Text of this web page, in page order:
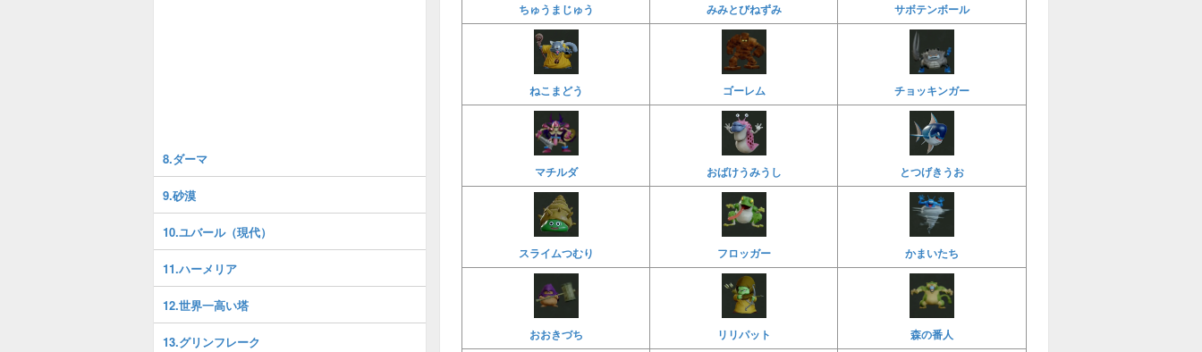
ちゅうまじゅう みみとびねずみ サボテンボール
ねこまどう ゴーレム チョッキンガー
マチルダ おばけうみうし とつげきうお
スライムつむり フロッガー かまいたち
おおきづち リリパット 森の番人
8.ダーマ
9.砂漠
10.ユバール（現代）
11.ハーメリア
12.世界一高い塔
13.グリンフレーク